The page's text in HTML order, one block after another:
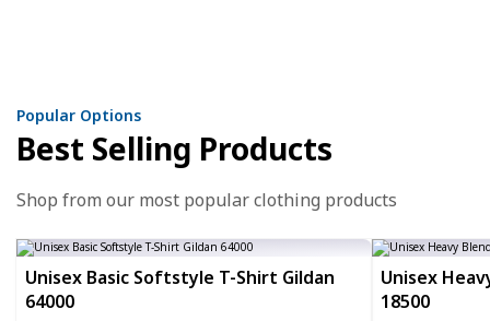
Popular Options
Best Selling Products
Shop from our most popular clothing products
Unisex Basic Softstyle T-Shirt Gildan
64000
Unisex
18500